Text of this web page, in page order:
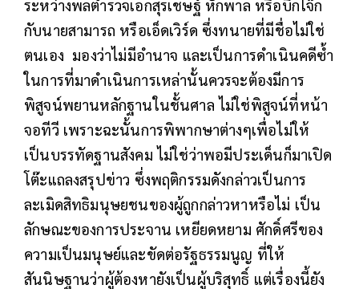
ระหว่างพลตำรวจเอกสุรเชษฐ์ หักพาล หรือบิ๊กโจ๊ก
กับนายสามารถ หรือเอ็ดเวิร์ด ซึ่งทนายที่มีชื่อไม่ใช่
ตนเอง มองว่าไม่มีอำนาจ และเป็นการดำเนินคดีซ้ำ
ในการที่มาดำเนินการเหล่านั้นควรจะต้องมีการ
พิสูจน์พยานหลักฐานในชั้นศาล ไม่ใช่พิสูจน์ที่หน้า
จอทีวี เพราะฉะนั้นการพิพากษาต่างๆเพื่อไม่ให้
เป็นบรรทัดฐานสังคม ไม่ใช่ว่าพอมีประเด็นก็มาเปิด
โต๊ะแถลงสรุปข่าว ซึ่งพฤติกรรมดังกล่าวเป็นการ
ละเมิดสิทธิมนุษยชนของผู้ถูกกล่าวหาหรือไม่ เป็น
ลักษณะของการประจาน เหยียดหยาม ศักดิ์ศรีของ
ความเป็นมนุษย์และขัดต่อรัฐธรรมนูญ ที่ให้
สันนิษฐานว่าผู้ต้องหายังเป็นผู้บริสุทธิ์ แต่เรื่องนี้ยัง